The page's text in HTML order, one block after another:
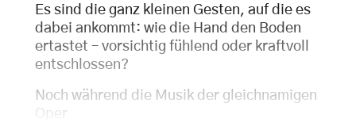
Es sind die ganz kleinen Gesten, auf die es
dabei ankommt: wie die Hand den Boden
ertastet – vorsichtig fühlend oder kraftvoll
entschlossen?
Noch während die Musik der gleichnamigen
Oper